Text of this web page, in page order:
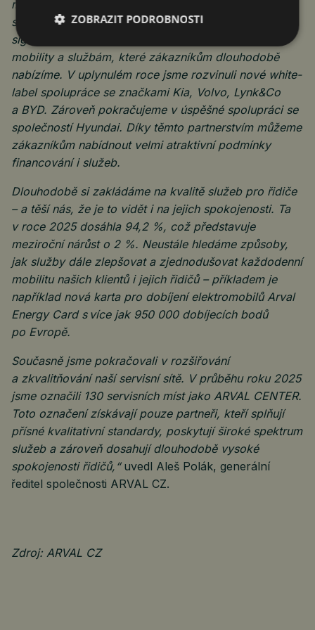
meziročně zvýšila o 14,3 % a ke konci prosince jsme
spravovali už 39 722 vozidel. Je to pro nás jasný
signál, že firmy stále více důvěřují našemu modelu
mobility a službám, které zákazníkům dlouhodobě
nabízíme. V uplynulém roce jsme rozvinuli nové white-
label spolupráce se značkami Kia, Volvo, Lynk&Co
a BYD. Zároveň pokračujeme v úspěšné spolupráci se
společností Hyundai. Díky těmto partnerstvím můžeme
zákazníkům nabídnout velmi atraktivní podmínky
financování i služeb.
Dlouhodobě si zakládáme na kvalitě služeb pro řidiče
– a těší nás, že je to vidět i na jejich spokojenosti. Ta
v roce 2025 dosáhla 94,2 %, což představuje
meziroční nárůst o 2 %. Neustále hledáme způsoby,
jak služby dále zlepšovat a zjednodušovat každodenní
mobilitu našich klientů i jejich řidičů – příkladem je
například nová karta pro dobíjení elektromobilů Arval
Energy Card s více jak 950 000 dobíjecích bodů
po Evropě.
Současně jsme pokračovali v rozšiřování
a zkvalitňování naší servisní sítě. V průběhu roku 2025
jsme označili 130 servisních míst jako ARVAL CENTER.
Toto označení získávají pouze partneři, kteří splňují
přísné kvalitativní standardy, poskytují široké spektrum
služeb a zároveň dosahují dlouhodobě vysoké
spokojenosti řidičů,“ uvedl Aleš Polák, generální
ředitel společnosti ARVAL CZ.
Zdroj: ARVAL CZ
ZOBRAZIT PODROBNOSTI